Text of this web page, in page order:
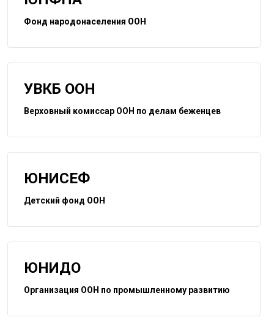
Фонд народонаселения ООН
УВКБ ООН
Верховный комиссар ООН по делам беженцев
ЮНИСЕФ
Детский фонд ООН
ЮНИДО
Организация ООН по промышленному развитию